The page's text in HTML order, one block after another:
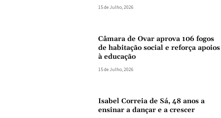
15 de Julho, 2026
Câmara de Ovar aprova 106 fogos
de habitação social e reforça apoios
à educação
15 de Julho, 2026
Isabel Correia de Sá, 48 anos a
ensinar a dançar e a crescer